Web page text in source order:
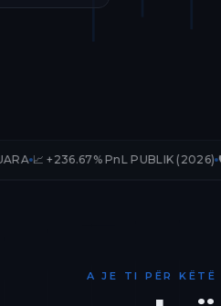
PnL PUBLIK (2026) 🛡️ 12 MUAJ
A JE TI PËR KËTË